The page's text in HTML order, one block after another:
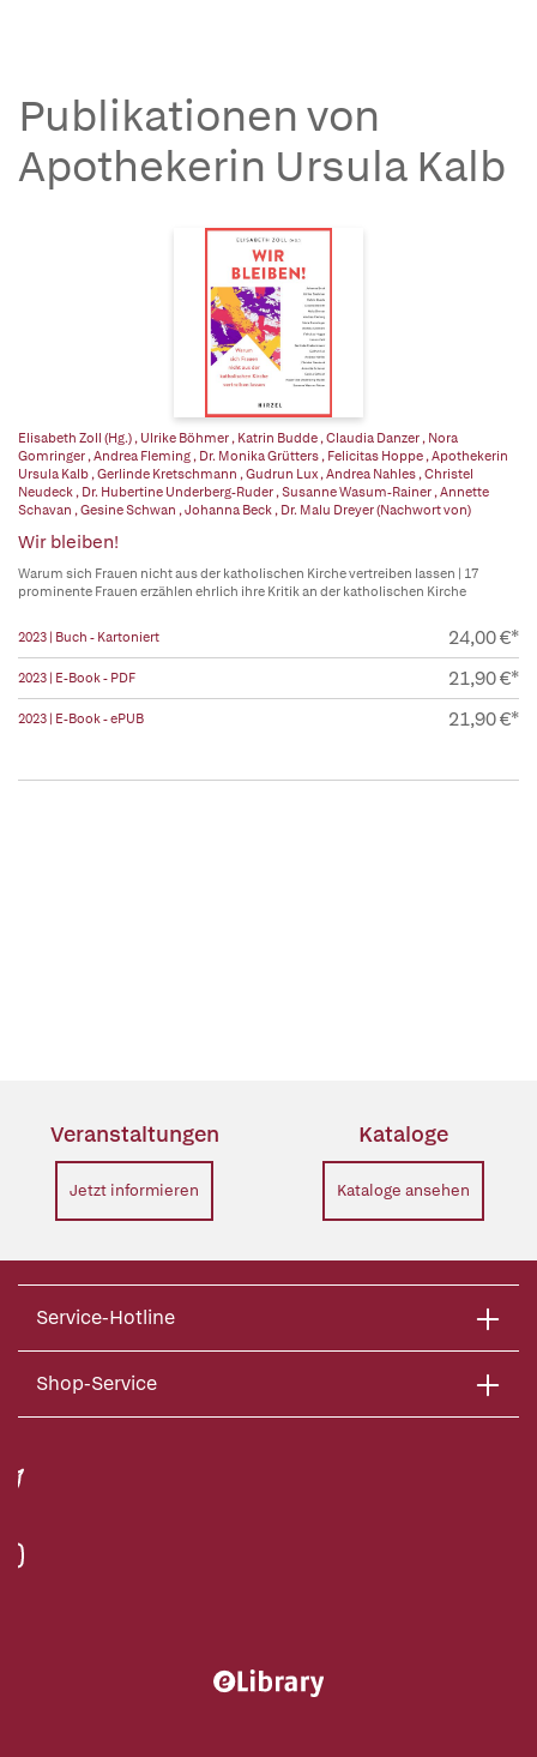
Publikationen von
Apothekerin Ursula Kalb
Elisabeth Zoll (Hg.) , Ulrike Böhmer , Katrin Budde , Claudia Danzer , Nora
Gomringer , Andrea Fleming , Dr. Monika Grütters , Felicitas Hoppe , Apothekerin
Ursula Kalb , Gerlinde Kretschmann , Gudrun Lux , Andrea Nahles , Christel
Neudeck , Dr. Hubertine Underberg-Ruder , Susanne Wasum-Rainer , Annette
Schavan , Gesine Schwan , Johanna Beck , Dr. Malu Dreyer (Nachwort von)
Wir bleiben!
Warum sich Frauen nicht aus der katholischen Kirche vertreiben lassen | 17
prominente Frauen erzählen ehrlich ihre Kritik an der katholischen Kirche
2023 | Buch - Kartoniert 24,00 €*
2023 | E-Book - PDF 21,90 €*
2023 | E-Book - ePUB 21,90 €*
Veranstaltungen
Jetzt informieren
Kataloge
Kataloge ansehen
Service-Hotline
Shop-Service